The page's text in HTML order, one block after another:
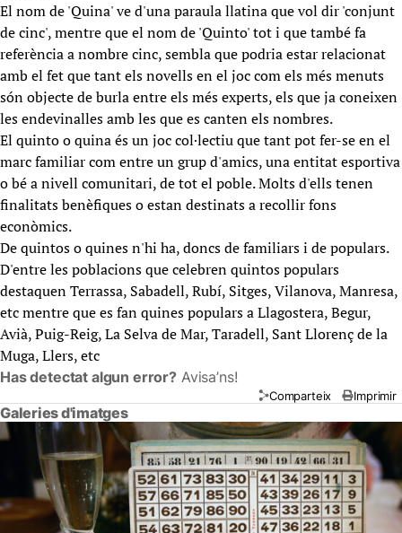
El nom de 'Quina' ve d'una paraula llatina que vol dir 'conjunt
de cinc', mentre que el nom de 'Quinto' tot i que també fa
referència a nombre cinc, sembla que podria estar relacionat
amb el fet que tant els novells en el joc com els més menuts
són objecte de burla entre els més experts, els que ja coneixen
les endevinalles amb les que es canten els nombres.
El quinto o quina és un joc col·lectiu que tant pot fer-se en el
marc familiar com entre un grup d'amics, una entitat esportiva
o bé a nivell comunitari, de tot el poble. Molts d'ells tenen
finalitats benèfiques o estan destinats a recollir fons
econòmics.
De quintos o quines n'hi ha, doncs de familiars i de populars.
D'entre les poblacions que celebren quintos populars
destaquen Terrassa, Sabadell, Rubí, Sitges, Vilanova, Manresa,
etc mentre que es fan quines populars a Llagostera, Begur,
Avià, Puig-Reig, La Selva de Mar, Taradell, Sant Llorenç de la
Muga, Llers, etc
Has detectat algun error? Avisa’ns!
Comparteix Imprimir
Galeries d'imatges